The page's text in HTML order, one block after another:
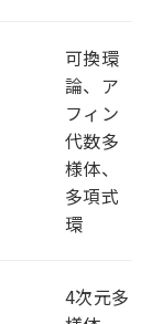
可換環
論、ア
フィン
代数多
様体、
多項式
環
4次元多